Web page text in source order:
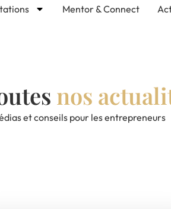
Mentor & Connect
nos
et conseils pour les entrepreneurs